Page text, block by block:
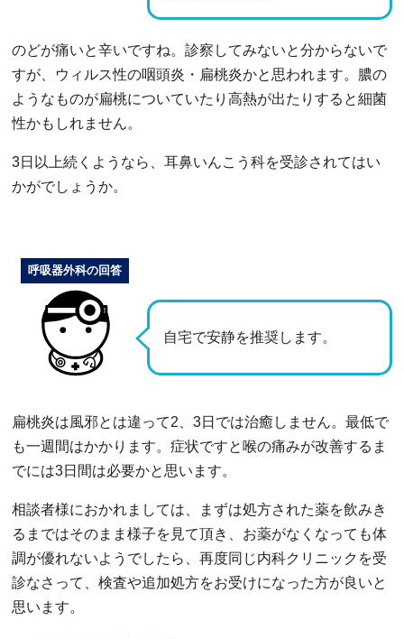
のどが痛いと辛いですね。診察してみないと分からないで
すが、ウィルス性の咽頭炎・扁桃炎かと思われます。膿の
ようなものが扁桃についていたり高熱が出たりすると細菌
性かもしれません。
3日以上続くようなら、耳鼻いんこう科を受診されてはい
かがでしょうか。
自宅で安静を推奨します。
呼吸器外科の回答
扁桃炎は風邪とは違って2、3日では治癒しません。最低で
も一週間はかかります。症状ですと喉の痛みが改善するま
でには3日間は必要かと思います。
相談者様におかれましては、まずは処方された薬を飲みき
るまではそのまま様子を見て頂き、お薬がなくなっても体
調が優れないようでしたら、再度同じ内科クリニックを受
診なさって、検査や追加処方をお受けになった方が良いと
思います。